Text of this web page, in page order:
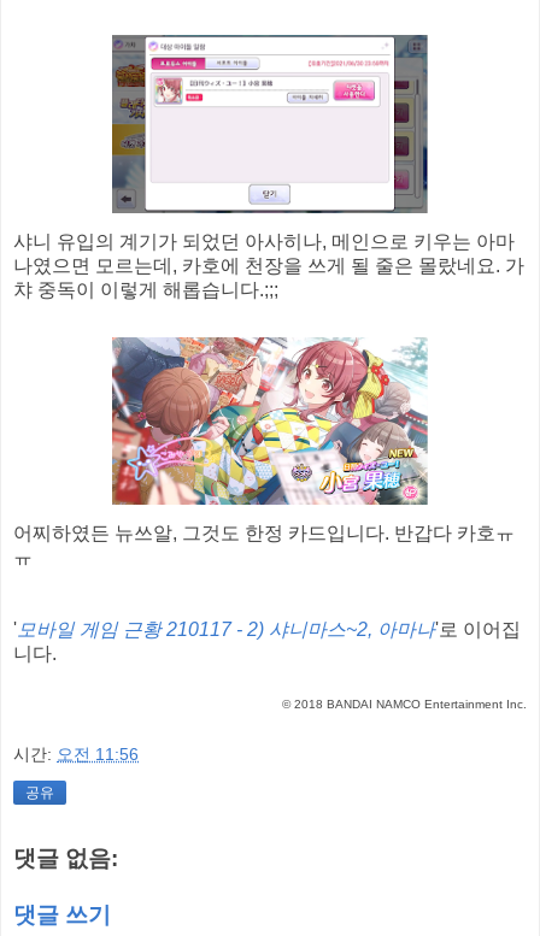
샤니 유입의 계기가 되었던 아사히나, 메인으로 키우는 아마
나였으면 모르는데, 카호에 천장을 쓰게 될 줄은 몰랐네요. 가
챠 중독이 이렇게 해롭습니다.;;;
어찌하였든 뉴쓰알, 그것도 한정 카드입니다. 반갑다 카호ㅠ
ㅠ
' 모바일 게임 근황 210117 - 2) 샤니마스~2, 아마나'로 이어집
니다.
© 2018 BANDAI NAMCO Entertainment Inc.
시간: 오전 11:56
공유
댓글 없음:
댓글 쓰기